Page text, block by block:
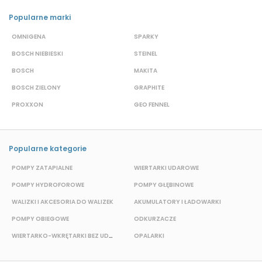
Popularne marki
OMNIGENA
BOSCH NIEBIESKI
BOSCH
BOSCH ZIELONY
PROXXON
SPARKY
STEINEL
MAKITA
GRAPHITE
GEO FENNEL
Popularne kategorie
POMPY ZATAPIALNE
POMPY HYDROFOROWE
WALIZKI I AKCESORIA DO WALIZEK
POMPY OBIEGOWE
WIERTARKO-WKRĘTARKI BEZ UDAROWE
WIERTARKI UDAROWE
POMPY GŁĘBINOWE
AKUMULATORY I ŁADOWARKI
ODKURZACZE
OPALARKI